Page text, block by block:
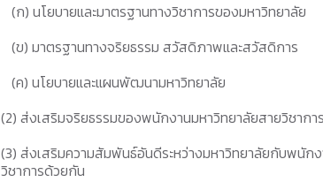
(ก) นโยบายและมาตรฐานทางวิชาการของมหาวิทยาลัย
(ข) มาตรฐานทางจริยธรรม สวัสดิภาพและสวัสดิการ
(ค) นโยบายและแผนพัฒนามหาวิทยาลัย
(2) ส่งเสริมจริยธรรมของพนักงานมหาวิทยาลัยสายวิชาการ
(3) ส่งเสริมความสัมพันธ์อันดีระหว่างมหาวิทยาลัยกับพนัก
วิชาการด้วยกัน